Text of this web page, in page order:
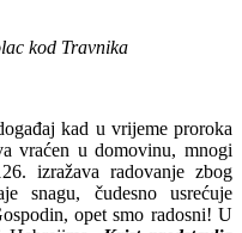
kod Travnika
kad u vrijeme proroka
vraćen u domovinu, mnogi
izražava radovanje zbog
snagu, čudesno usrećuje
opet smo radosni! U